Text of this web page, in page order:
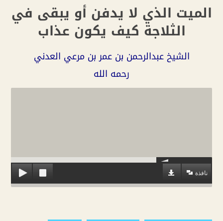
الميت الذي لا يدفن أو يبقى في
الثلاجة كيف يكون عذاب
الشيخ عبدالرحمن بن عمر بن مرعي العدني
رحمه الله
نافذة